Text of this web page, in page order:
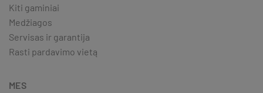
Kiti gaminiai
Medžiagos
Servisas ir garantija
Rasti pardavimo vietą
MES